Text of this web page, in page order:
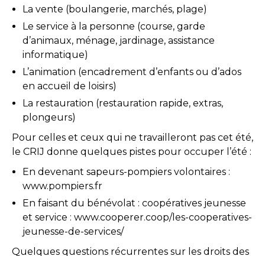
La vente (boulangerie, marchés, plage)
Le service à la personne (course, garde
d’animaux, ménage, jardinage, assistance
informatique)
L’animation (encadrement d’enfants ou d’ados
en accueil de loisirs)
La restauration (restauration rapide, extras,
plongeurs)
Pour celles et ceux qui ne travailleront pas cet été,
le CRIJ donne quelques pistes pour occuper l’été :
En devenant sapeurs-pompiers volontaires :
www.pompiers.fr
En faisant du bénévolat : coopératives jeunesse
et service : www.cooperer.coop/les-cooperatives-
jeunesse-de-services/
Quelques questions récurrentes sur les droits des